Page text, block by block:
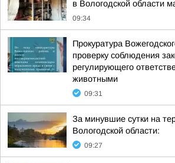
в Вологодской области
09:34
Прокуратура
проверку соблюдения
регулирующего
животными
09:31
За минувшие сутки на
Вологодской области:
09:27